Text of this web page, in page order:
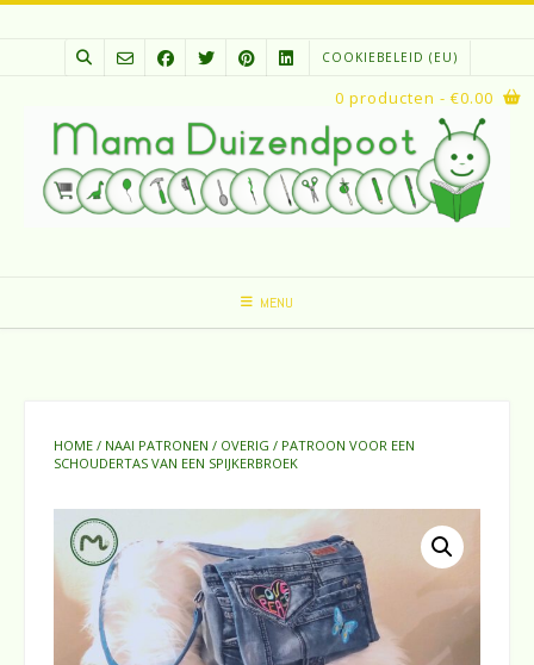
Spring
COOKIEBELEID (EU)
MENU
0 producten - €0.00
HOME / NAAI PATRONEN / OVERIG / PATROON VOOR EEN
SCHOUDERTAS VAN EEN SPIJKERBROEK